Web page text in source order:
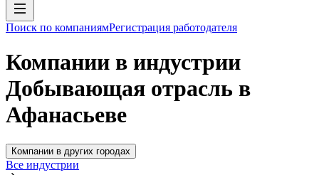
Поиск по компаниямРегистрация работодателя
Компании в индустрии
Добывающая отрасль в
Афанасьеве
Компании в других городах
Все индустрии